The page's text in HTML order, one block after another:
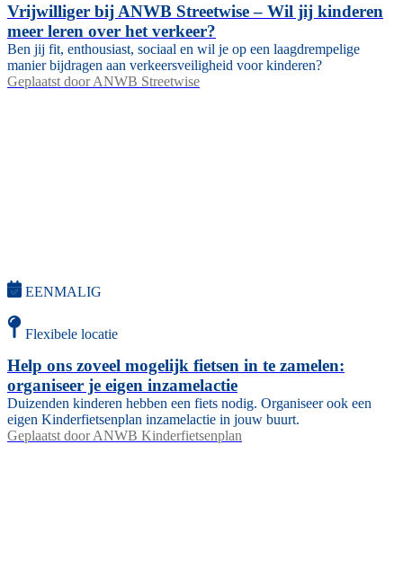
Vrijwilliger bij ANWB Streetwise – Wil jij kinderen
meer leren over het verkeer?
Ben jij fit, enthousiast, sociaal en wil je op een laagdrempelige
manier bijdragen aan verkeersveiligheid voor kinderen?
Geplaatst door ANWB Streetwise
EENMALIG
Flexibele locatie
Help ons zoveel mogelijk fietsen in te zamelen:
organiseer je eigen inzamelactie
Duizenden kinderen hebben een fiets nodig. Organiseer ook een
eigen Kinderfietsenplan inzamelactie in jouw buurt.
Geplaatst door ANWB Kinderfietsenplan